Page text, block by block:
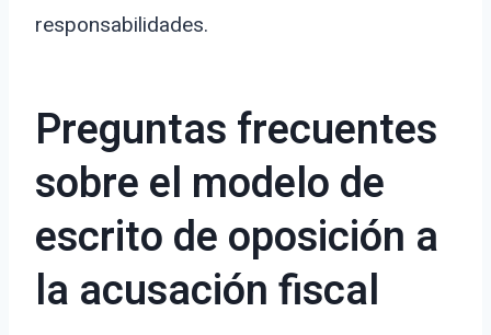
responsabilidades.
Preguntas frecuentes
sobre el modelo de
escrito de oposición a
la acusación fiscal